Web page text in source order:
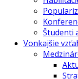
Študenti
Vonkajšie